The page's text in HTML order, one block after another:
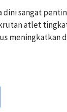
dini sangat
atlet
meningkatkan